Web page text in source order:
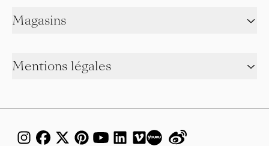
Magasins
Mentions légales